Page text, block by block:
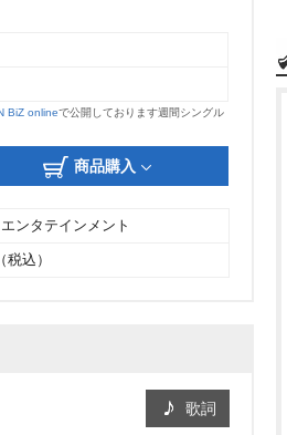
BiZ onlineで公開しております週間シングル
商品購入
ンタテインメント
税込）
歌詞